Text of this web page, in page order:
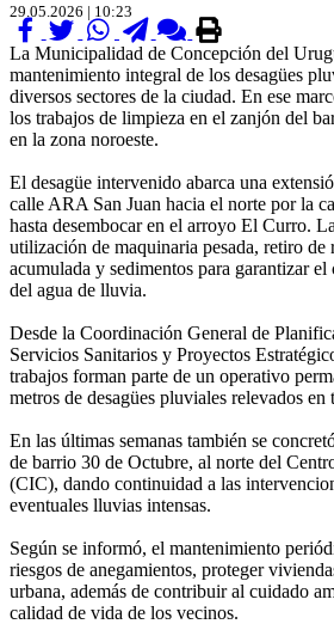
29.05.2026 | 10:23
La Municipalidad de Concepción del
mantenimiento integral de los desagües
diversos sectores de la ciudad. En ese
los trabajos de limpieza en el zanjón del
en la zona noroeste.
El desagüe intervenido abarca una
calle ARA San Juan hacia el norte por la
hasta desembocar en el arroyo El Curro.
utilización de maquinaria pesada, retiro de
acumulada y sedimentos para garantizar
del agua de lluvia.
Desde la Coordinación General de
Servicios Sanitarios y Proyectos
trabajos forman parte de un operativo
metros de desagües pluviales relevados en
En las últimas semanas también se
de barrio 30 de Octubre, al norte del
(CIC), dando continuidad a las
eventuales lluvias intensas.
Según se informó, el mantenimiento
riesgos de anegamientos, proteger
urbana, además de contribuir al cuidado
calidad de vida de los vecinos.